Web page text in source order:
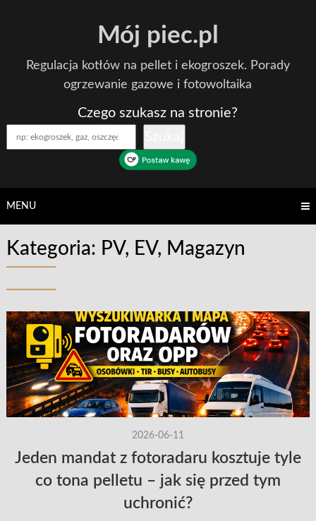
Mój piec.pl
Regulacja kotłów na pellet i ekogroszek. Porady
ogrzewanie gazowe i fotowoltaika
Czego szukasz na stronie?
MENU
Kategoria: PV, EV, Magazyn
2026-06-11
Jeden mandat z fotoradaru kosztuje tyle
co tona pelletu – jak się przed tym
uchronić?